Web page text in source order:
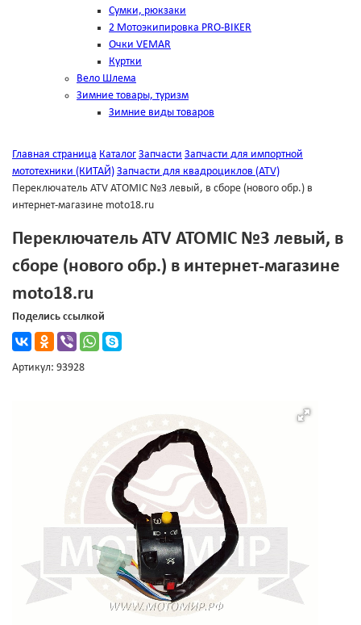
Сумки, рюкзаки
2 Мотоэкипировка PRO-BIKER
Очки VEMAR
Куртки
Вело Шлема
Зимние товары, туризм
Зимние виды товаров
Главная страница Каталог Запчасти Запчасти для импортной
мототехники (КИТАЙ) Запчасти для квадроциклов (ATV)
Переключатель ATV ATOMIC №3 левый, в сборе (нового обр.) в
интернет-магазине moto18.ru
Переключатель ATV ATOMIC №3 левый, в
сборе (нового обр.) в интернет-магазине
moto18.ru
Поделись ссылкой
Артикул: 93928